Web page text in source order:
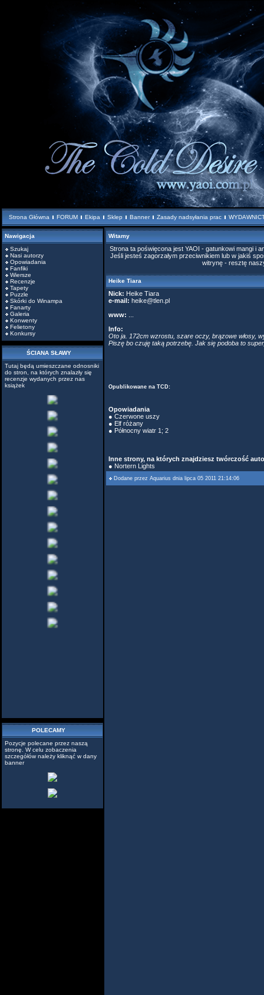
Strona Główna FORUM Ekipa Sklep Banner Zasady nadsyłania prac
Nawigacja
Szukaj
Nasi autorzy
Opowiadania
Fanfiki
Wiersze
Recenzje
Tapety
Puzzle
Skórki do Winampa
Fanarty
Galeria
Konwenty
Felietony
Konkursy
ŚCIANA SŁAWY
Tutaj będą umieszczane odnosniki
do stron, na których znalazły się
recenzje wydanych przez nas
książek
POLECAMY
Pozycje polecane przez naszą
stronę. W celu zobaczenia
szczegółów należy kliknąć w dany
banner
Witamy
Strona ta poświęcona jest YAOI - gatunkowi mangi i
Jeśli jesteś zagorzałym przeciwnikiem lub w jakiś
witrynę - resztę
Heike Tiara
Nick: Heike Tiara
e-mail: heike@tlen.pl
www:
Info:
Oto ja. 172cm wzrostu, szare oczy, brązowe włosy,
Piszę bo czuję taką potrzebę. Jak się podoba to
Opublikowane na TCD:
Opowiadania
● Czerwone uszy
● Elf różany
● Północny wiatr 1; 2
Inne strony, na których znajdziesz twórczość
● Nortern Lights
Dodane przez Aquarius dnia lipca 05 2011 21:14:06